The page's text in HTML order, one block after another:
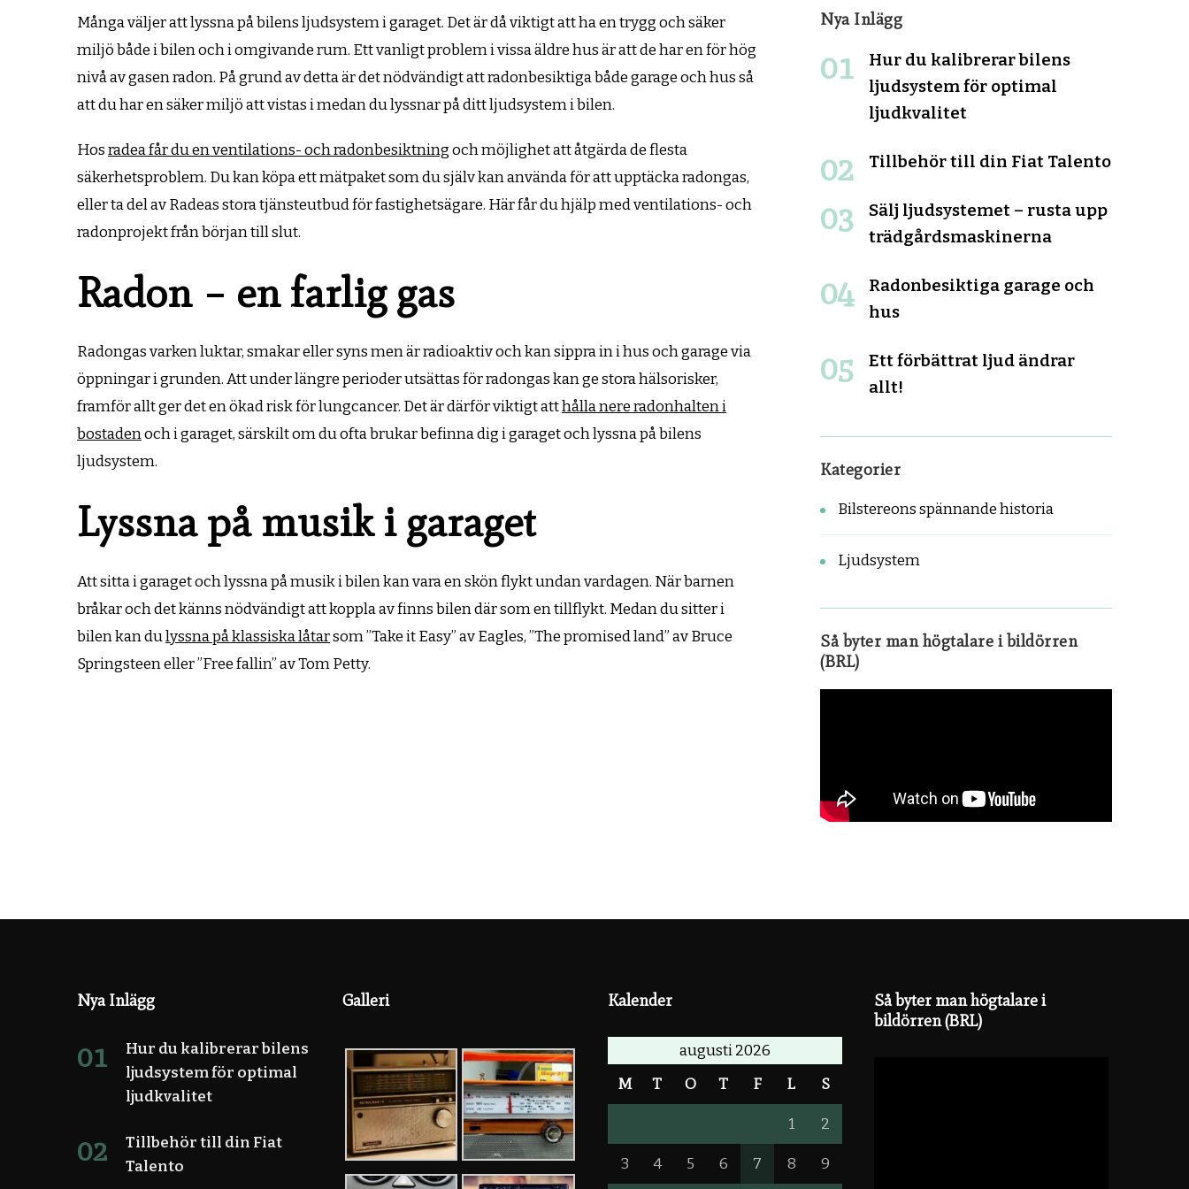
Många väljer att lyssna på bilens ljudsystem i garaget. Det är då viktigt att ha en trygg och säker
miljö både i bilen och i omgivande rum. Ett vanligt problem i vissa äldre hus är att de har en för hög
nivå av gasen radon. På grund av detta är det nödvändigt att radonbesiktiga både garage och hus så
att du har en säker miljö att vistas i medan du lyssnar på ditt ljudsystem i bilen.
Hosradea får du en ventilations- och radonbesiktningoch möjlighet att åtgärda de flesta
säkerhetsproblem. Du kan köpa ett mätpaket som du själv kan använda för att upptäcka radongas,
eller ta del av Radeas stora tjänsteutbud för fastighetsägare. Här får du hjälp med ventilations- och
radonprojekt från början till slut.
Radon – en farlig gas
Radongas varken luktar, smakar eller syns men är radioaktiv och kan sippra in i hus och garage via
öppningar i grunden. Att under längre perioder utsättas för radongas kan ge stora hälsorisker,
framför allt ger det en ökad risk för lungcancer. Det är därför viktigt atthålla nere radonhalten i
bostadenoch i garaget, särskilt om du ofta brukar befinna dig i garaget och lyssna på bilens
ljudsystem.
Lyssna på musik i garaget
Att sitta i garaget och lyssna på musik i bilen kan vara en skön flykt undan vardagen. När barnen
bråkar och det känns nödvändigt att koppla av finns bilen där som en tillflykt. Medan du sitter i
bilen kan dulyssna på klassiska låtarsom ”Take it Easy” av Eagles, ”The promised land” av Bruce
Springsteen eller ”Free fallin” av Tom Petty.
Nya Inlägg
Hur du kalibrerar bilens
ljudsystem för optimal
ljudkvalitet
Tillbehör till din Fiat Talento
Sälj ljudsystemet – rusta upp
trädgårdsmaskinerna
Radonbesiktiga garage och
hus
Ett förbättrat ljud ändrar
allt!
Kategorier
Bilstereons spännande historia
Ljudsystem
Så byter man högtalare i bildörren
(BRL)
Nya Inlägg
Hur du kalibrerar bilens
ljudsystem för optimal
ljudkvalitet
Tillbehör till din Fiat
Talento
Galleri Kalender
augusti 2026
M T O T F L S
1 2
3 4 5 6 7 8 9
Så byter man högtalare i
bildörren (BRL)